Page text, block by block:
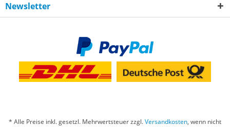
Newsletter
* Alle Preise inkl. gesetzl. Mehrwertsteuer zzgl.Versandkosten, wenn nicht